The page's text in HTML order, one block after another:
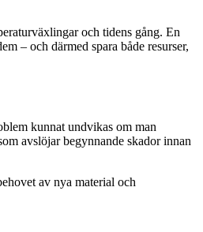
och tidens gång. En
– och därmed spara både resurser,
kunnat undvikas om man
avslöjar begynnande skador innan
av nya material och